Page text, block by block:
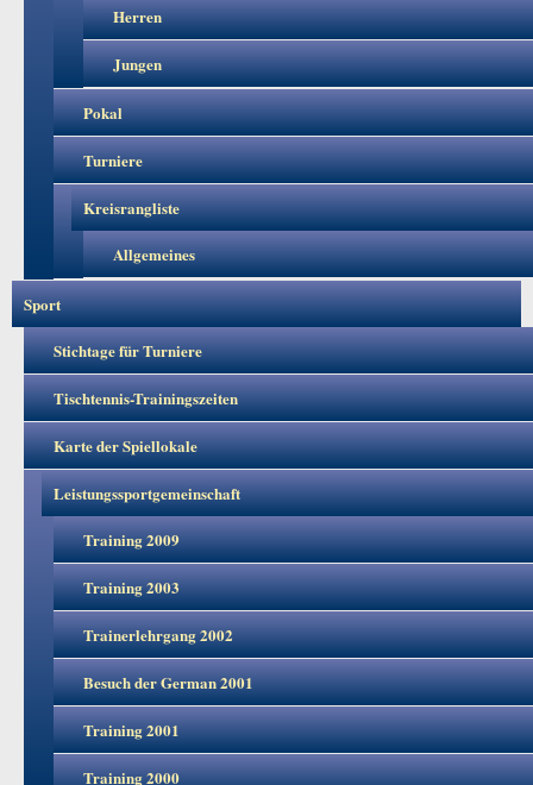
Herren
Jungen
Pokal
Turniere
Kreisrangliste
Allgemeines
Sport
Stichtage für Turniere
Tischtennis-Trainingszeiten
Karte der Spiellokale
Leistungssportgemeinschaft
Training 2009
Training 2003
Trainerlehrgang 2002
Besuch der German 2001
Training 2001
Training 2000